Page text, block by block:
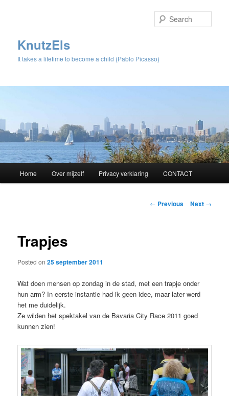
KnutzEls
It takes a lifetime to become a child (Pablo Picasso)
Skip
content
Home Over mijzelf Privacy verklaring CONTACT
Post
← Previous Next →
Trapjes
Posted on25 september 2011
Wat doen mensen op zondag in de stad, met een trapje onder
hun arm? In eerste instantie had ik geen idee, maar later werd
het me duidelijk.
Ze wilden het spektakel van de Bavaria City Race 2011 goed
kunnen zien!